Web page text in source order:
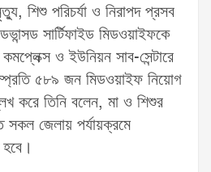
শিশু পরিচর্যা ও নিরাপদ প্রসব
সার্টিফাইড মিডওয়াইফকে
ও ইউনিয়ন সাব-সেন্টারে
৫৮৯ জন মিডওয়াইফ নিয়োগ
করে তিনি বলেন, মা ও শিশুর
সকল জেলায় পর্যায়ক্রমে